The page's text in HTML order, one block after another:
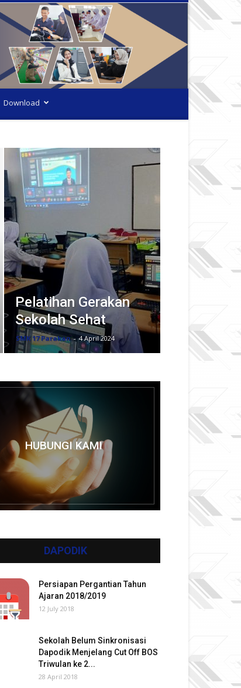
Download
Pelatihan Gerakan
Sekolah Sehat
SMK 17 Parakan - 4 April 2024
HUBUNGI KAMI
DAPODIK
Persiapan Pergantian Tahun
Ajaran 2018/2019
12 July 2018
Sekolah Belum Sinkronisasi
Dapodik Menjelang Cut Off BOS
Triwulan ke 2...
28 April 2018